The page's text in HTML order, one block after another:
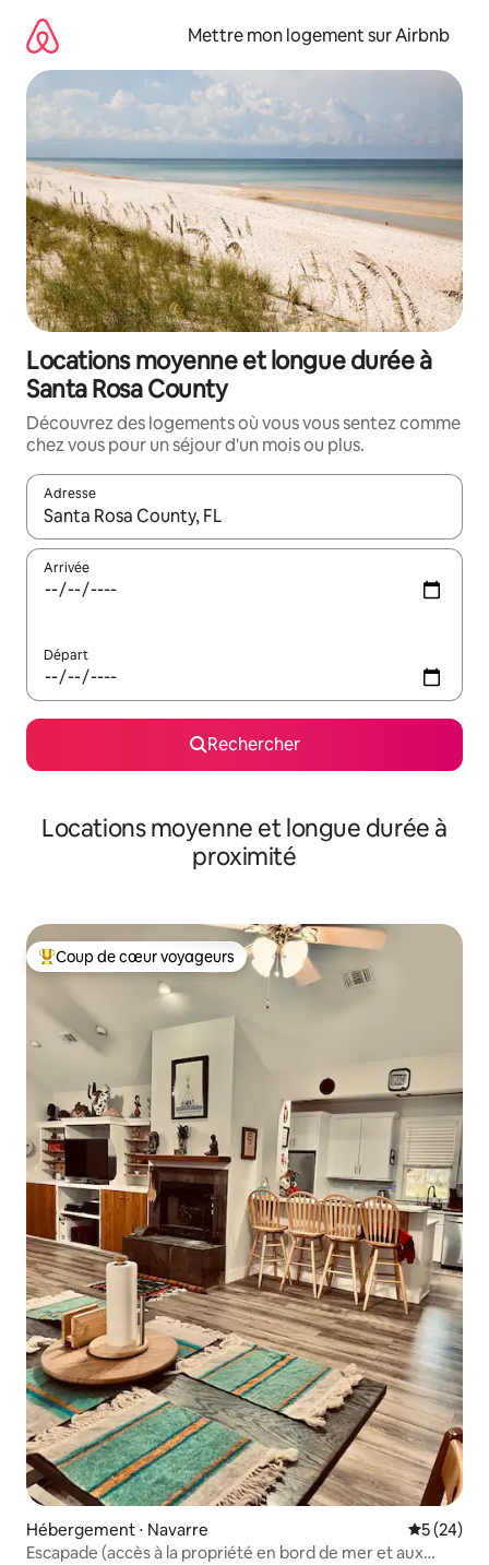
directement
contenu
Mettre mon logement sur Airbnb
Locations moyenne et longue durée à
Santa Rosa County
Découvrez des logements où vous vous sentez comme
chez vous pour un séjour d'un mois ou plus.
Adresse
Lorsque les résultats s'affichent, utilisez les flèches vers le
Arrivée
Départ
Rechercher
Locations moyenne et longue durée à
proximité
Coups de cœur voyageurs les plus appréciés
Coup de cœur voyageurs
Hébergement ⋅ Navarre
5 (24)
Escapade (accès à la propriété en bord de mer et aux